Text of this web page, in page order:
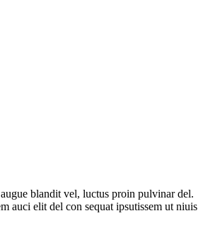
blandit vel, luctus proin pulvinar del.
auci elit del con sequat ipsutissem ut niuis